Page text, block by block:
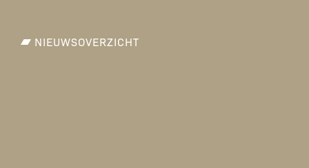
NIEUWSOVERZICHT